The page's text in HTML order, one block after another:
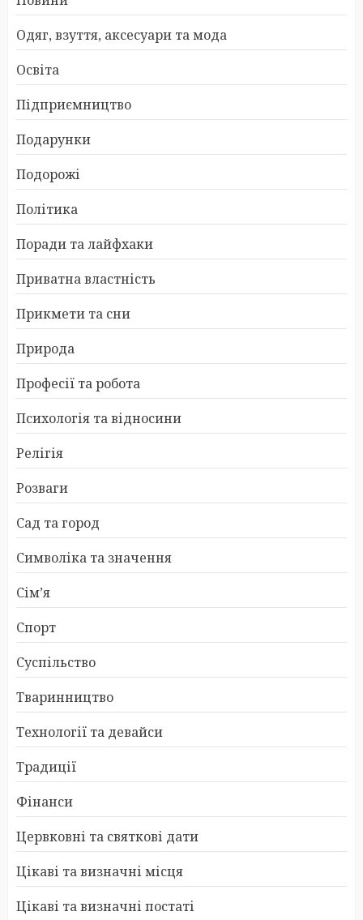
Одяг, взуття, аксесуари та мода
Освіта
Підприємництво
Подарунки
Подорожі
Політика
Поради та лайфхаки
Приватна властність
Прикмети та сни
Природа
Професії та робота
Психологія та відносини
Релігія
Розваги
Сад та город
Символіка та значення
Сім’я
Спорт
Суспільство
Тваринництво
Технології та девайси
Традиції
Фінанси
Цервковні та святкові дати
Цікаві та визначні місця
Цікаві та визначні постаті